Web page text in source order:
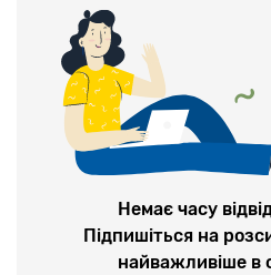
Немає часу
Підпишіться на
найважливіше в